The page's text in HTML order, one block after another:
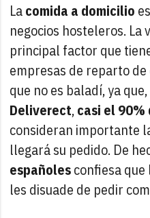
Lacomida a domicilio
negocios hosteleros. La
principal factor que
empresas de reparto
que no es baladí, ya
Deliverect,casi el 90%
consideran importante
llegará su pedido. De
españolesconfiesa
les disuade de pedir